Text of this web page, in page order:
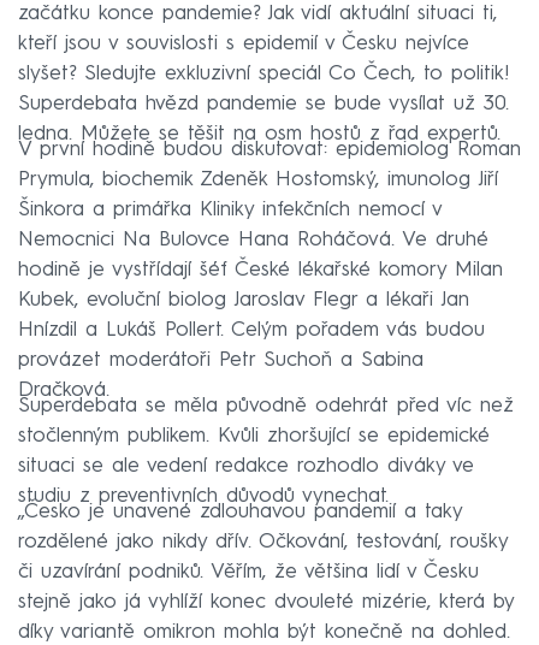
začátku konce pandemie? Jak vidí aktuální situaci ti,
kteří jsou v souvislosti s epidemií v Česku nejvíce
slyšet? Sledujte exkluzivní speciál Co Čech, to politik!
Superdebata hvězd pandemie se bude vysílat už 30.
ledna. Můžete se těšit na osm hostů z řad expertů.
V první hodině budou diskutovat: epidemiolog Roman
Prymula, biochemik Zdeněk Hostomský, imunolog Jiří
Šinkora a primářka Kliniky infekčních nemocí v
Nemocnici Na Bulovce Hana Roháčová. Ve druhé
hodině je vystřídají šéf České lékařské komory Milan
Kubek, evoluční biolog Jaroslav Flegr a lékaři Jan
Hnízdil a Lukáš Pollert. Celým pořadem vás budou
provázet moderátoři Petr Suchoň a Sabina
Dračková.
Superdebata se měla původně odehrát před víc než
stočlenným publikem. Kvůli zhoršující se epidemické
situaci se ale vedení redakce rozhodlo diváky ve
studiu z preventivních důvodů vynechat.
„Česko je unavené zdlouhavou pandemií a taky
rozdělené jako nikdy dřív. Očkování, testování, roušky
či uzavírání podniků. Věřím, že většina lidí v Česku
stejně jako já vyhlíží konec dvouleté mizérie, která by
díky variantě omikron mohla být konečně na dohled.